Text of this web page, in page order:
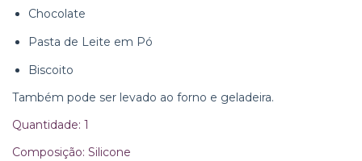
Chocolate
Pasta de Leite em Pó
Biscoito
Também pode ser levado ao forno e geladeira.
Quantidade: 1
Composição: Silicone